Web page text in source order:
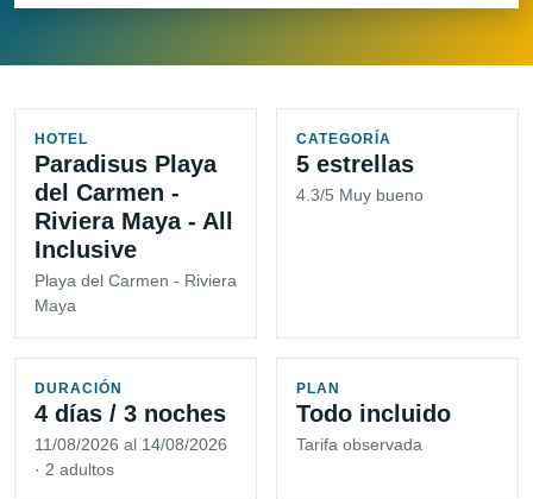
HOTEL
Paradisus Playa
del Carmen -
Riviera Maya - All
Inclusive
Playa del Carmen - Riviera
Maya
CATEGORÍA
5 estrellas
4.3/5 Muy bueno
DURACIÓN
4 días / 3 noches
11/08/2026 al 14/08/2026
· 2 adultos
PLAN
Todo incluido
Tarifa observada